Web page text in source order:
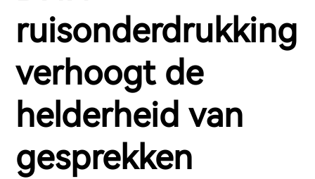
ruisonderdrukking
verhoogt de
helderheid van
gesprekken